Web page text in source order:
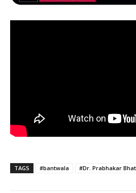
TAGS #bantwala #Dr. Prabhakar